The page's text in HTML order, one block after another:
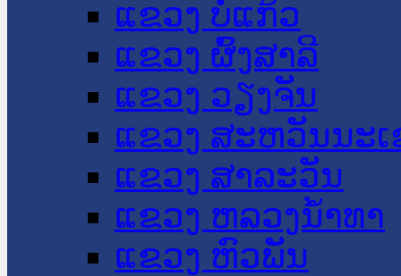
ແຂວງ ບໍ່ແກ້ວ
ແຂວງ ຜົ້ງສາລີ
ແຂວງ ວຽງຈັນ
ແຂວງ ສະຫວັນນະ
ແຂວງ ສາລະວັນ
ແຂວງ ຫລວງນໍ້າທາ
ແຂວງ ຫົວພັນ